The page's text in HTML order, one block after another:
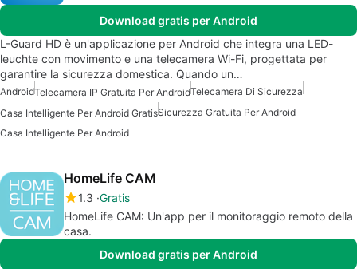
Download gratis per Android
L-Guard HD è un'applicazione per Android che integra una LED-
leuchte con movimento e una telecamera Wi-Fi, progettata per
garantire la sicurezza domestica. Quando un…
AndroidTelecamera IP Gratuita Per AndroidTelecamera Di Sicurezza
Casa Intelligente Per Android GratisSicurezza Gratuita Per Android
Casa Intelligente Per Android
HomeLife CAM
1.3 Gratis
HomeLife CAM: Un'app per il monitoraggio remoto della
casa.
Download gratis per Android